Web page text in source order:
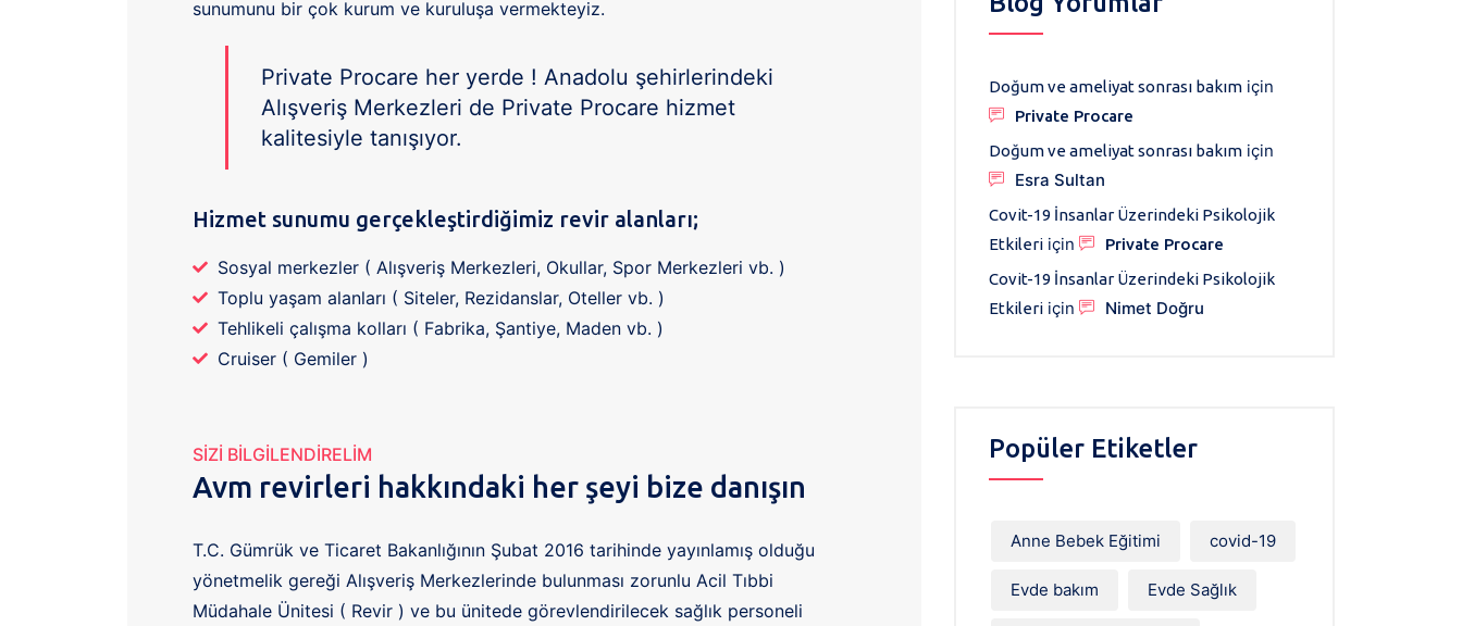
sunumunu bir çok kurum ve kuruluşa vermekteyiz.
Private Procare her yerde ! Anadolu şehirlerindeki
Alışveriş Merkezleri de Private Procare hizmet
kalitesiyle tanışıyor.
Hizmet sunumu gerçekleştirdiğimiz revir alanları;
Sosyal merkezler ( Alışveriş Merkezleri, Okullar, Spor Merkezleri vb. )
Toplu yaşam alanları ( Siteler, Rezidanslar, Oteller vb. )
Tehlikeli çalışma kolları ( Fabrika, Şantiye, Maden vb. )
Cruiser ( Gemiler )
SIZI BILGILENDIRELIM
Avm revirleri hakkındaki her şeyi bize danışın
T.C. Gümrük ve Ticaret Bakanlığının Şubat 2016 tarihinde yayınlamış olduğu
yönetmelik gereği Alışveriş Merkezlerinde bulunması zorunlu Acil Tıbbi
Müdahale Ünitesi ( Revir ) ve bu ünitede görevlendirilecek sağlık personeli
Doğum ve ameliyat sonrası bakım için
Private Procare
Doğum ve ameliyat sonrası bakım için
Esra Sultan
Covit-19 İnsanlar Üzerindeki Psikolojik
Etkileri için
Private Procare
Covit-19 İnsanlar Üzerindeki Psikolojik
Etkileri için Nimet Doğru
Popüler Etiketler
Anne Bebek Eğitimi covid-19
Evde bakım Evde Sağlık